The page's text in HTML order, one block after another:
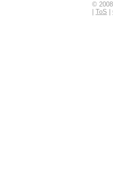
©
ToS